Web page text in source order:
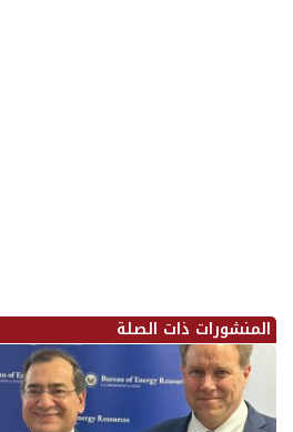
المنشورات ذات الصلة